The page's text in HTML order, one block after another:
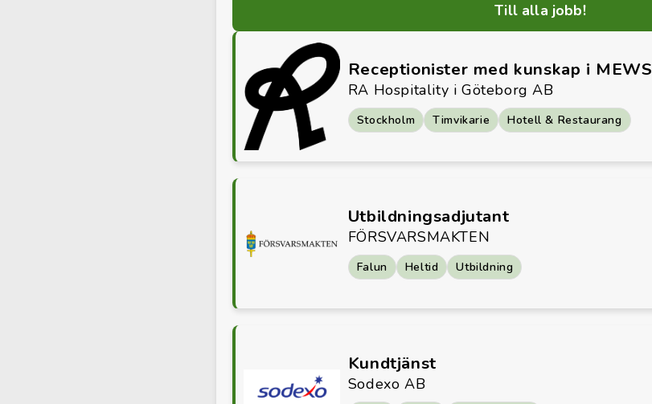
Till alla jobb!
Receptionister med kunskap i MEWS
RA Hospitality i Göteborg AB
Stockholm Timvikarie Hotell & Restaurang
Utbildningsadjutant
FÖRSVARSMAKTEN
Falun Heltid Utbildning
Kundtjänst
Sodexo AB